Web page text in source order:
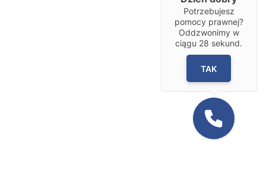
Potrzebujesz
pomocy prawnej?
Oddzwonimy w
ciągu 28 sekund.
TAK